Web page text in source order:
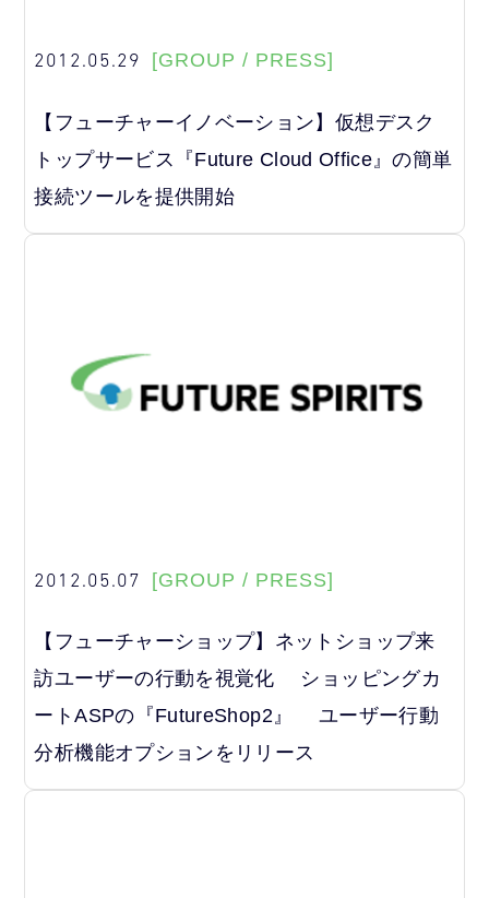
2012.05.29 [GROUP / PRESS]
【フューチャーイノベーション】仮想デスク
トップサービス『Future Cloud Office』の簡単
接続ツールを提供開始
2012.05.07 [GROUP / PRESS]
【フューチャーショップ】ネットショップ来
訪ユーザーの行動を視覚化 ショッピングカ
ートASPの『FutureShop2』 ユーザー行動
分析機能オプションをリリース